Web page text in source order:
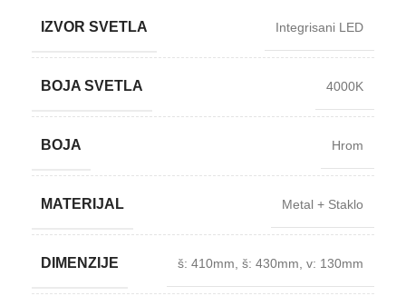
IZVOR SVETLA Integrisani LED
BOJA SVETLA 4000K
BOJA Hrom
MATERIJAL Metal + Staklo
DIMENZIJE š: 410mm š: 430mm v: 130mm